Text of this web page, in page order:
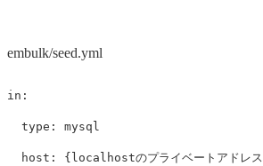
embulk/seed.yml
in :
type : mysql
host : { localhostのプライベートアドレス